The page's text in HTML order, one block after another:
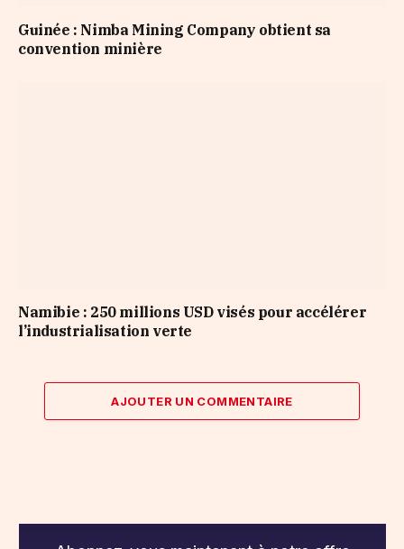
Guinée : Nimba Mining Company obtient sa
convention minière
Namibie : 250 millions USD visés pour accélérer
l’industrialisation verte
AJOUTER UN COMMENTAIRE